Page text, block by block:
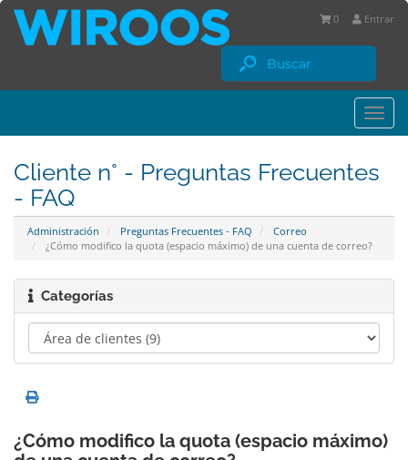
Entrar
0
Cliente n° - Preguntas Frecuentes
- FAQ
Administración Preguntas Frecuentes - FAQ
Correo
¿Cómo modifico la quota (espacio máximo) de una cuenta de correo?
Categorías
¿Cómo modifico la quota (espacio máximo)